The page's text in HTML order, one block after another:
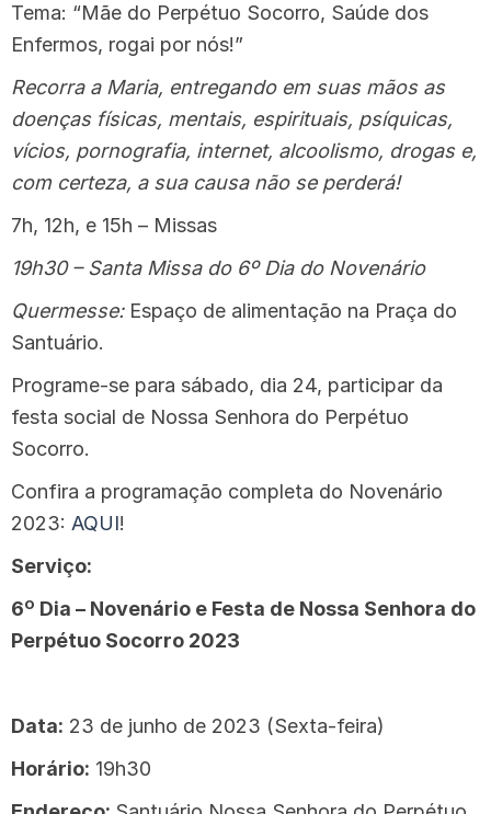
Tema: “Mãe do Perpétuo Socorro, Saúde dos
Enfermos, rogai por nós!”
Recorra a Maria, entregando em suas mãos as
doenças físicas, mentais, espirituais, psíquicas,
vícios, pornografia, internet, alcoolismo, drogas e,
com certeza, a sua causa não se perderá!
7h, 12h, e 15h – Missas
19h30 – Santa Missa do 6º Dia do Novenário
Quermesse: Espaço de alimentação na Praça do
Santuário.
Programe-se para sábado, dia 24, participar da
festa social de Nossa Senhora do Perpétuo
Socorro.
Confira a programação completa do Novenário
2023: AQUI!
Serviço:
6º Dia – Novenário e Festa de Nossa Senhora do
Perpétuo Socorro 2023
Data: 23 de junho de 2023 (Sexta-feira)
Horário: 19h30